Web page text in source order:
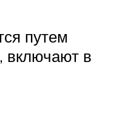
путем
включают в